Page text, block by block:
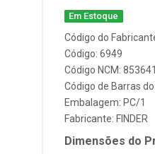
Em Estoque
Código do
Código: 6949
Código NCM:
Código de Barras
Embalagem: PC/1
Fabricante: FINDER
Dimensões do